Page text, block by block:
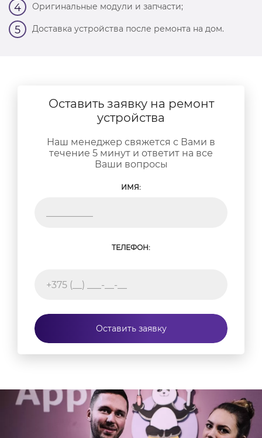
4 Оригинальные модули и запчасти;
5 Доставка устройства после ремонта на дом.
Оставить заявку на ремонт
устройства
Наш менеджер свяжется с Вами в
течение 5 минут и ответит на все
Ваши вопросы
ИМЯ:
ТЕЛЕФОН:
Оставить заявку